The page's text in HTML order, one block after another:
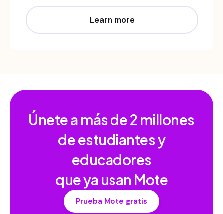
Learn more
Únete a más de2 millones
de estudiantes y
educadores
que ya usan Mote
Prueba Mote gratis